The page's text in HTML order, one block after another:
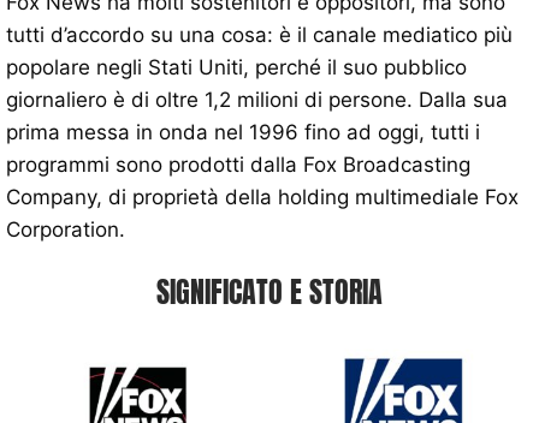
tutti d’accordo su una cosa: è il canale mediatico più
popolare negli Stati Uniti, perché il suo pubblico
giornaliero è di oltre 1,2 milioni di persone. Dalla sua
prima messa in onda nel 1996 fino ad oggi, tutti i
programmi sono prodotti dalla Fox Broadcasting
Company, di proprietà della holding multimediale Fox
Corporation.
SIGNIFICATO E STORIA